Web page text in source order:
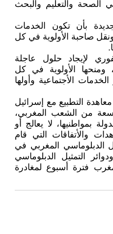
الصحة والتعليم والبحث
بأن تكون الخدمات
صاحبة الأولوية في كل
لإيجاد حلول عاجلة
ومنحها الأولوية في كل
الخدمات الأجتماعية وأولها
معاهدة التطبيع مع إسرائيل
من الشعب المغربي،
بمواطنيها، لا يعالج أو
والأتفاقات التي قام
الدبلوماسي المغربي في
التمثيل الدبلوماسي
فترة أسبوع لمغادرة